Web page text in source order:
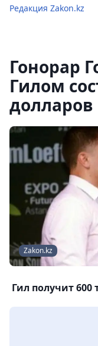
Редакция Zakon.kz
Гонорар
Гилом
долларов
Zakon.kz
Гил получит 600